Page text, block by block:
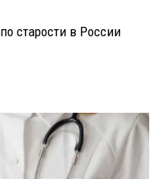
старости в России